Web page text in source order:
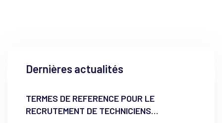
Dernières actualités
TERMES DE REFERENCE POUR LE
RECRUTEMENT DE TECHNICIENS